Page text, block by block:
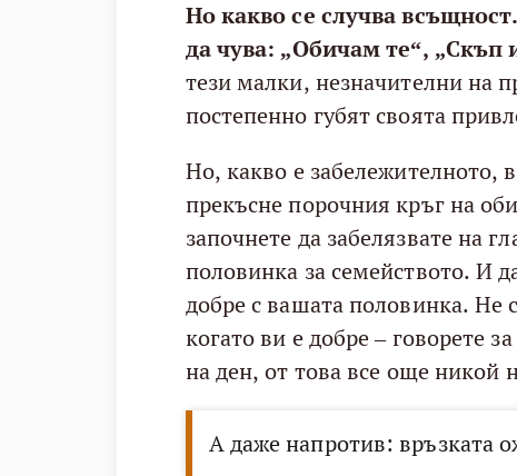
Но какво се случва
да чува: „Обичам те“, „Скъп
тези малки, незначителни на
постепенно губят своята
Но, какво е забележителното,
прекъсне порочния кръг на
започнете да забелязвате на
половинка за семейството. И
добре с вашата половинка. Не
когато ви е добре – говорете
на ден, от това все още никой
А даже напротив: връзката